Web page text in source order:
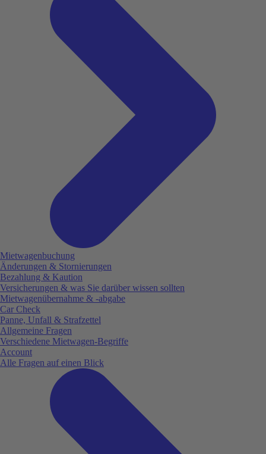
Mietwagenbuchung
Änderungen & Stornierungen
Bezahlung & Kaution
Versicherungen & was Sie darüber wissen sollten
Mietwagenübernahme & -abgabe
Car Check
Panne, Unfall & Strafzettel
Allgemeine Fragen
Verschiedene Mietwagen-Begriffe
Account
Alle Fragen auf einen Blick